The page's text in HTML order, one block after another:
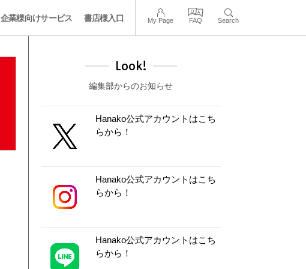
企業様向けサービス 書店様入口 My Page FAQ Search
Look!
編集部からのお知らせ
Hanako公式アカウントはこち
らから！
Hanako公式アカウントはこち
らから！
Hanako公式アカウントはこち
らから！